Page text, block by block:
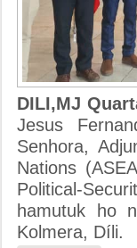
DILI,MJ
Jesus
Senhora,
Nations
Political-
hamutuk ho
Kolmera, Díli.